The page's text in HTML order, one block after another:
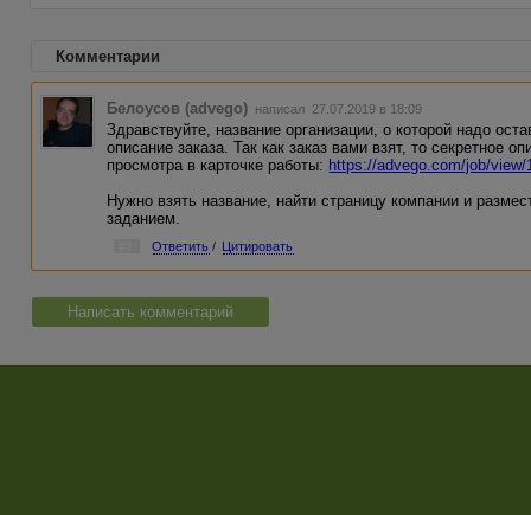
Комментарии
Белоусов (advego) написал 27.07.2019 в 18:09
Здравствуйте, название организации, о которой надо
описание заказа. Так как заказ вами взят, то секретное
просмотра в карточке работы: https://advego.com/job/view/
Нужно взять название, найти страницу компании и
заданием.
Ответить / Цитировать
Написать комментарий